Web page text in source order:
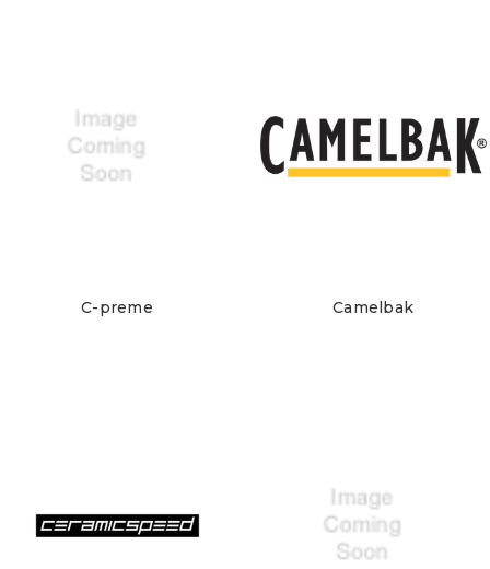
C-preme Camelbak